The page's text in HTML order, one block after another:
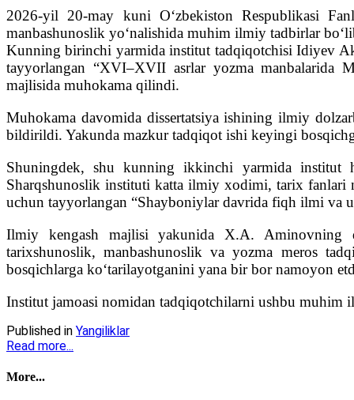
2026-yil 20-may kuni O‘zbekiston Respublikasi
manbashunoslik yo‘nalishida muhim ilmiy tadbirlar
Kunning birinchi yarmida institut tadqiqotchisi Idiyev
tayyorlangan “XVI–XVII asrlar yozma manbalarida
majlisida muhokama qilindi.
Muhokama davomida dissertatsiya ishining ilmiy
bildirildi. Yakunda mazkur tadqiqot ishi keyingi
Shuningdek, shu kunning ikkinchi yarmida institut
Sharqshunoslik instituti katta ilmiy xodimi, tarix
uchun tayyorlangan “Shayboniylar davrida fiqh ilmi va
Ilmiy kengash majlisi yakunida X.A. Aminovning
tarixshunoslik, manbashunoslik va yozma meros
bosqichlarga ko‘tarilayotganini yana bir bor namoyon
Institut jamoasi nomidan tadqiqotchilarni ushbu
Published in Yangiliklar
Read more...
More...